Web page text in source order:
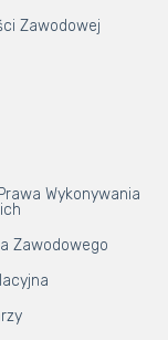
Zawodowej
Wykonywania
Zawodowego